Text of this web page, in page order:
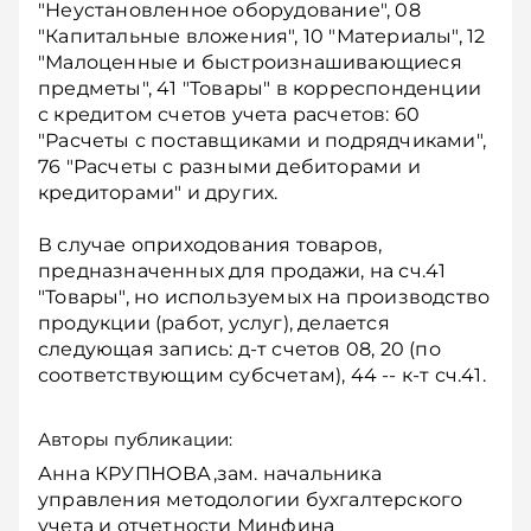
"Неустановленное оборудование", 08
"Капитальные вложения", 10 "Материалы", 12
"Малоценные и быстроизнашивающиеся
предметы", 41 "Товары" в корреспонденции
с кредитом счетов учета расчетов: 60
"Расчеты с поставщиками и подрядчиками",
76 "Расчеты с разными дебиторами и
кредиторами" и других.
В случае оприходования товаров,
предназначенных для продажи, на сч.41
"Товары", но используемых на производство
продукции (работ, услуг), делается
следующая запись: д-т счетов 08, 20 (по
соответствующим субсчетам), 44 -- к-т сч.41.
Авторы публикации:
Анна КРУПНОВА,зам. начальника
управления методологии бухгалтерского
учета и отчетности Минфина